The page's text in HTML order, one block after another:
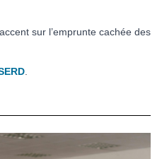
sur l’emprunte cachée des